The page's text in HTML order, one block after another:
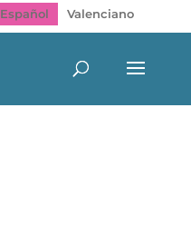
Español Valenciano